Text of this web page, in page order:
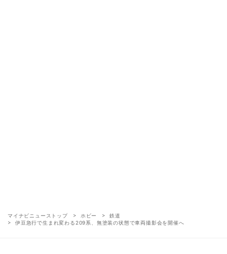
マイナビニューストップ ホビー
鉄道
伊豆急行で生まれ変わる209系、無塗装の状態で車両撮影会を開催へ